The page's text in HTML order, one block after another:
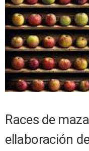
Races de
ellaboración